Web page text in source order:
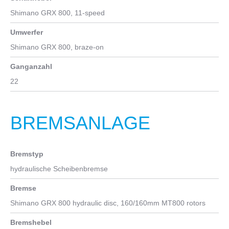
Shimano GRX 800, 11-speed
Umwerfer
Shimano GRX 800, braze-on
Ganganzahl
22
BREMSANLAGE
Bremstyp
hydraulische Scheibenbremse
Bremse
Shimano GRX 800 hydraulic disc, 160/160mm MT800 rotors
Bremshebel